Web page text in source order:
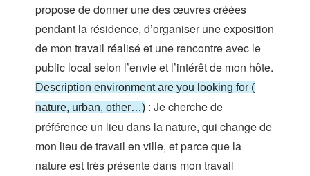
propose de donner une des œuvres créées
pendant la résidence, d’organiser une exposition
de mon travail réalisé et une rencontre avec le
public local selon l’envie et l’intérêt de mon hôte.
Description environment are you looking for (
nature, urban, other…) : Je cherche de
préférence un lieu dans la nature, qui change de
mon lieu de travail en ville, et parce que la
nature est très présente dans mon travail